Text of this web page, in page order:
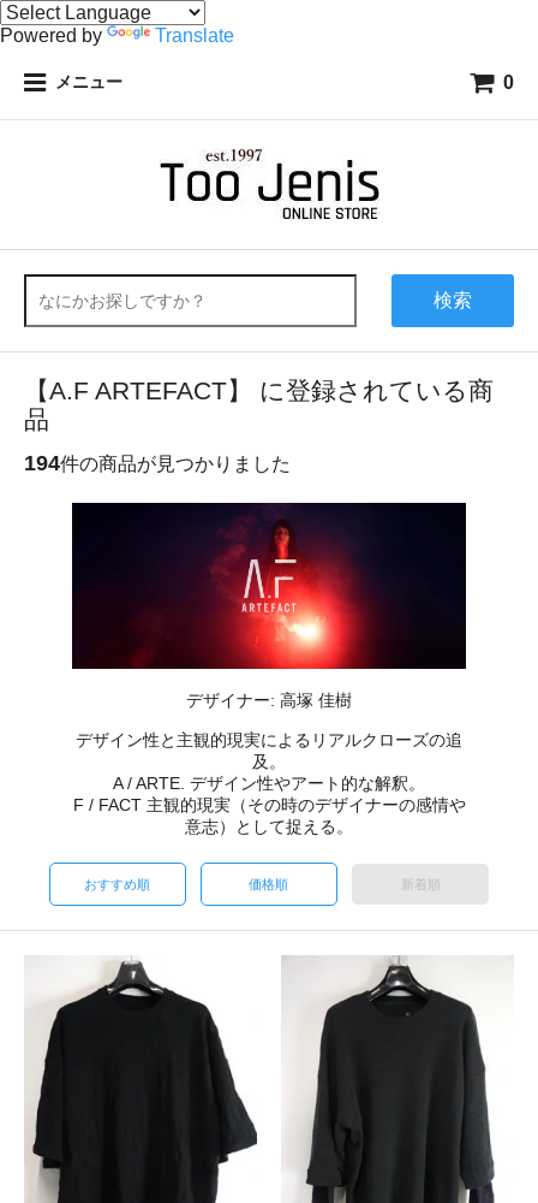
Powered by Translate
メニュー 0
検索
【A.F ARTEFACT】 に登録されている商
品
194件の商品が見つかりました
デザイナー: 高塚 佳樹
デザイン性と主観的現実によるリアルクローズの追
及。
A / ARTE. デザイン性やアート的な解釈。
F / FACT 主観的現実（その時のデザイナーの感情や
意志）として捉える。
おすすめ順 価格順 新着順